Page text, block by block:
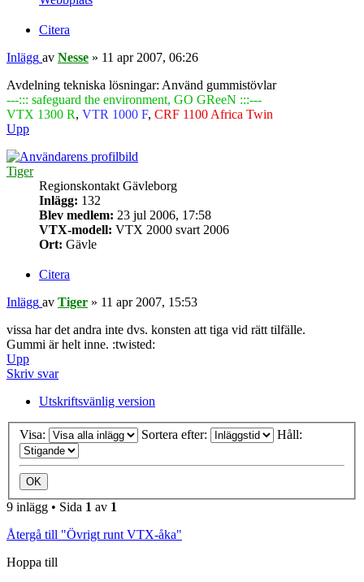
Citera
Inlägg av Nesse » 11 apr 2007, 06:26
Avdelning tekniska lösningar: Använd gummistövlar
---::: safeguard the environment, GO GReeN :::---
VTX 1300 R, VTR 1000 F, CRF 1100 Africa Twin
Upp
Tiger
Regionskontakt Gävleborg
Inlägg: 132
Blev medlem: 23 jul 2006, 17:58
VTX-modell: VTX 2000 svart 2006
Ort: Gävle
Citera
Inlägg av Tiger » 11 apr 2007, 15:53
vissa har det andra inte dvs. konsten att tiga vid rätt tilfälle.
Gummi är helt inne. :twisted:
Upp
Skriv svar
Utskriftsvänlig version
Visa: Sortera efter: Håll:
9 inlägg • Sida 1 av 1
Återgå till "Övrigt runt VTX-åka"
Hoppa till